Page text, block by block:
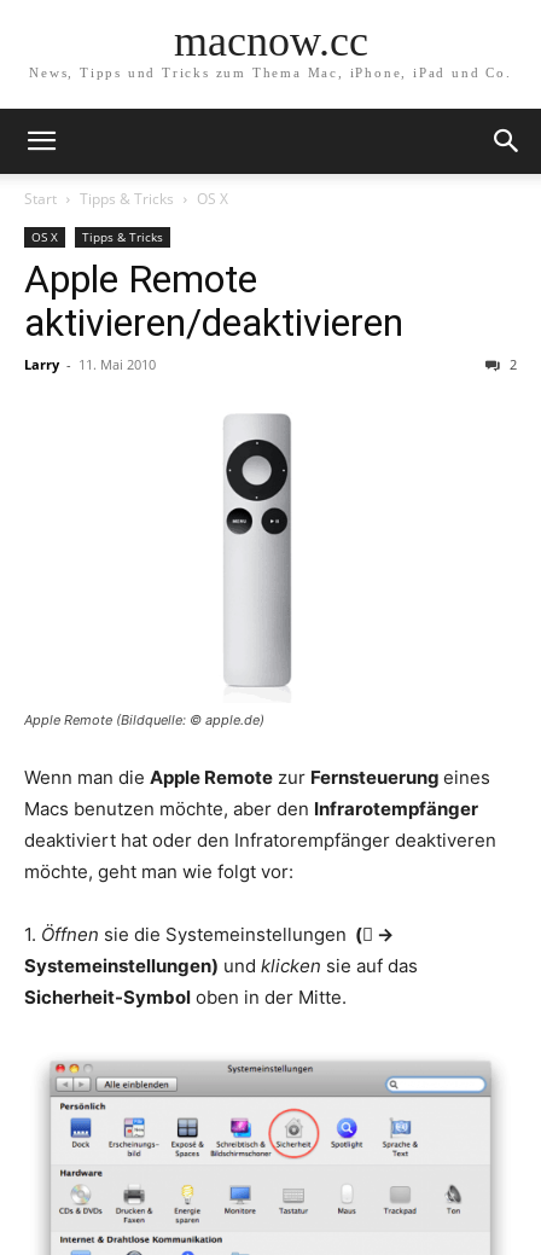
macnow.cc
News, Tipps und Tricks zum Thema Mac, iPhone, iPad und Co.
Start Tipps & Tricks OS X
OS X Tipps & Tricks
Apple Remote
aktivieren/deaktivieren
Larry - 11. Mai 2010 2
Apple Remote (Bildquelle: © apple.de)
Wenn man die Apple Remote zur Fernsteuerung eines
Macs benutzen möchte, aber den Infrarotempfänger
deaktiviert hat oder den Infratorempfänger deaktiveren
möchte, geht man wie folgt vor:
1. Öffnen sie die Systemeinstellungen ( ->
Systemeinstellungen) und klicken sie auf das
Sicherheit-Symbol oben in der Mitte.